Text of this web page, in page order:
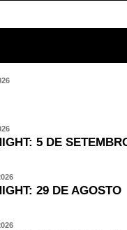
5 DE
29 DE AGOSTO